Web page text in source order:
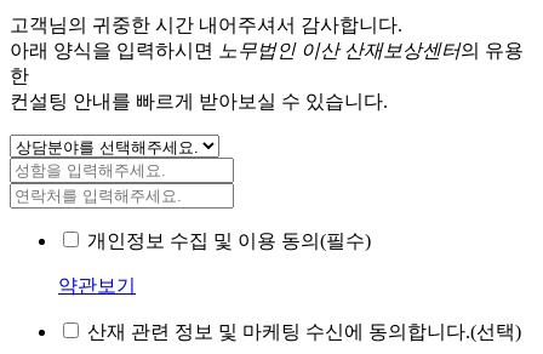
고객님의 귀중한 시간 내어주셔서 감사합니다.
아래 양식을 입력하시면
노무법인 이산 산재보상센터의 유용
한
컨설팅 안내를 빠르게 받아보실 수 있습니다.
개인정보 수집 및 이용 동의(필수)
약관보기
산재 관련 정보 및 마케팅 수신에 동의합니다.(선택)